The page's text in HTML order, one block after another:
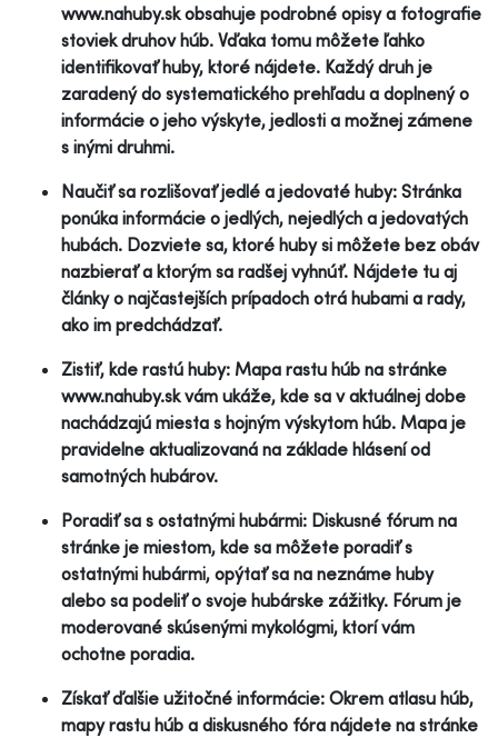
www.nahuby.sk obsahuje podrobné opisy a fotografie
stoviek druhov húb. Vďaka tomu môžete ľahko
identifikovať huby, ktoré nájdete. Každý druh je
zaradený do systematického prehľadu a doplnený o
informácie o jeho výskyte, jedlosti a možnej zámene
s inými druhmi.
Naučiť sa rozlišovať jedlé a jedovaté huby: Stránka
ponúka informácie o jedlých, nejedlých a jedovatých
hubách. Dozviete sa, ktoré huby si môžete bez obáv
nazbierať a ktorým sa radšej vyhnúť. Nájdete tu aj
články o najčastejších prípadoch otrá hubami a rady,
ako im predchádzať.
Zistiť, kde rastú huby: Mapa rastu húb na stránke
www.nahuby.sk vám ukáže, kde sa v aktuálnej dobe
nachádzajú miesta s hojným výskytom húb. Mapa je
pravidelne aktualizovaná na základe hlásení od
samotných hubárov.
Poradiť sa s ostatnými hubármi: Diskusné fórum na
stránke je miestom, kde sa môžete poradiť s
ostatnými hubármi, opýtať sa na neznáme huby
alebo sa podeliť o svoje hubárske zážitky. Fórum je
moderované skúsenými mykológmi, ktorí vám
ochotne poradia.
Získať ďalšie užitočné informácie: Okrem atlasu húb,
mapy rastu húb a diskusného fóra nájdete na stránke